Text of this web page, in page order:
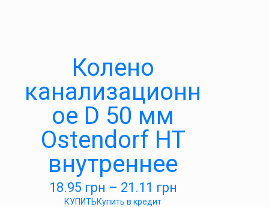
Колено
канализационн
ое D 50 мм
Ostendorf HT
внутреннее
18.95 грн – 21.11 грн
КУПИТЬКупить в кредит